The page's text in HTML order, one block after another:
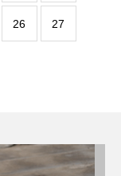
26 27